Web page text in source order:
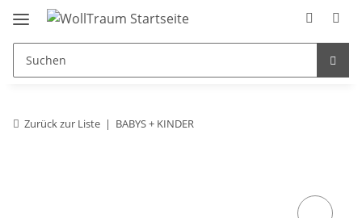
Zurück zur Liste BABYS + KINDER